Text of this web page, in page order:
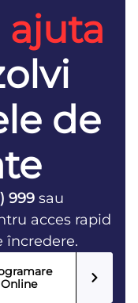
de
999 sau
acces rapid
încredere.
Online